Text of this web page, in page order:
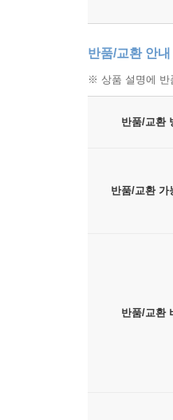
반품/교환 안내
※ 상품 설명에 반
반품/교환
반품/교환 가
반품/교환